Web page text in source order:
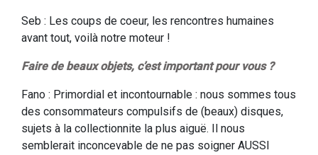
Seb : Les coups de coeur, les rencontres humaines
avant tout, voilà notre moteur !
Faire de beaux objets, c’est important pour vous ?
Fano : Primordial et incontournable : nous sommes tous
des consommateurs compulsifs de (beaux) disques,
sujets à la collectionnite la plus aiguë. Il nous
semblerait inconcevable de ne pas soigner AUSSI